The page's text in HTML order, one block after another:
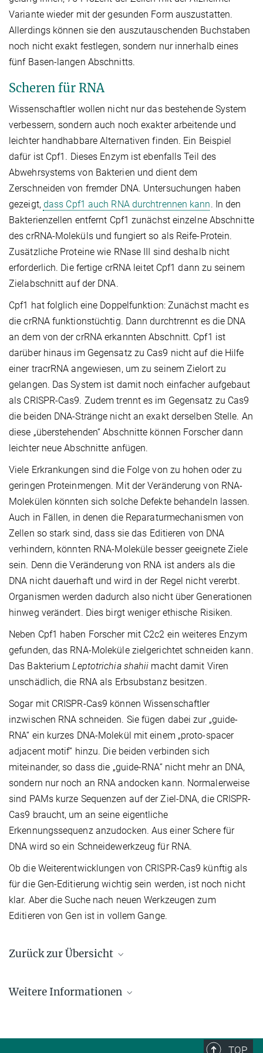
Variante wieder mit der gesunden Form auszustatten.
Allerdings können sie den auszutauschenden Buchstaben
noch nicht exakt festlegen, sondern nur innerhalb eines
fünf Basen-langen Abschnitts.
Scheren für RNA
Wissenschaftler wollen nicht nur das bestehende System
verbessern, sondern auch noch exakter arbeitende und
leichter handhabbare Alternativen finden. Ein Beispiel
dafür ist Cpf1. Dieses Enzym ist ebenfalls Teil des
Abwehrsystems von Bakterien und dient dem
Zerschneiden von fremder DNA. Untersuchungen haben
gezeigt, dass Cpf1 auch RNA durchtrennen kann. In den
Bakterienzellen entfernt Cpf1 zunächst einzelne Abschnitte
des crRNA-Moleküls und fungiert so als Reife-Protein.
Zusätzliche Proteine wie RNase III sind deshalb nicht
erforderlich. Die fertige crRNA leitet Cpf1 dann zu seinem
Zielabschnitt auf der DNA.
Cpf1 hat folglich eine Doppelfunktion: Zunächst macht es
die crRNA funktionstüchtig. Dann durchtrennt es die DNA
an dem von der crRNA erkannten Abschnitt. Cpf1 ist
darüber hinaus im Gegensatz zu Cas9 nicht auf die Hilfe
einer tracrRNA angewiesen, um zu seinem Zielort zu
gelangen. Das System ist damit noch einfacher aufgebaut
als CRISPR-Cas9. Zudem trennt es im Gegensatz zu Cas9
die beiden DNA-Stränge nicht an exakt derselben Stelle. An
diese „überstehenden“ Abschnitte können Forscher dann
leichter neue Abschnitte anfügen.
Viele Erkrankungen sind die Folge von zu hohen oder zu
geringen Proteinmengen. Mit der Veränderung von RNA-
Molekülen könnten sich solche Defekte behandeln lassen.
Auch in Fällen, in denen die Reparaturmechanismen von
Zellen so stark sind, dass sie das Editieren von DNA
verhindern, könnten RNA-Moleküle besser geeignete Ziele
sein. Denn die Veränderung von RNA ist anders als die
DNA nicht dauerhaft und wird in der Regel nicht vererbt.
Organismen werden dadurch also nicht über Generationen
hinweg verändert. Dies birgt weniger ethische Risiken.
Neben Cpf1 haben Forscher mit C2c2 ein weiteres Enzym
gefunden, das RNA-Moleküle zielgerichtet schneiden kann.
Das BakteriumLeptotrichia shahii macht damit Viren
unschädlich, die RNA als Erbsubstanz besitzen.
Sogar mit CRISPR-Cas9 können Wissenschaftler
inzwischen RNA schneiden. Sie fügen dabei zur „guide-
RNA“ ein kurzes DNA-Molekül mit einem „proto-spacer
adjacent motif“ hinzu. Die beiden verbinden sich
miteinander, so dass die „guide-RNA“ nicht mehr an DNA,
sondern nur noch an RNA andocken kann. Normalerweise
sind PAMs kurze Sequenzen auf der Ziel-DNA, die CRISPR-
Cas9 braucht, um an seine eigentliche
Erkennungssequenz anzudocken. Aus einer Schere für
DNA wird so ein Schneidewerkzeug für RNA.
Ob die Weiterentwicklungen von CRISPR-Cas9 künftig als
für die Gen-Editierung wichtig sein werden, ist noch nicht
klar. Aber die Suche nach neuen Werkzeugen zum
Editieren von Gen ist in vollem Gange.
Zurück zur Übersicht
Weitere Informationen
21. APRIL 2016
TOP